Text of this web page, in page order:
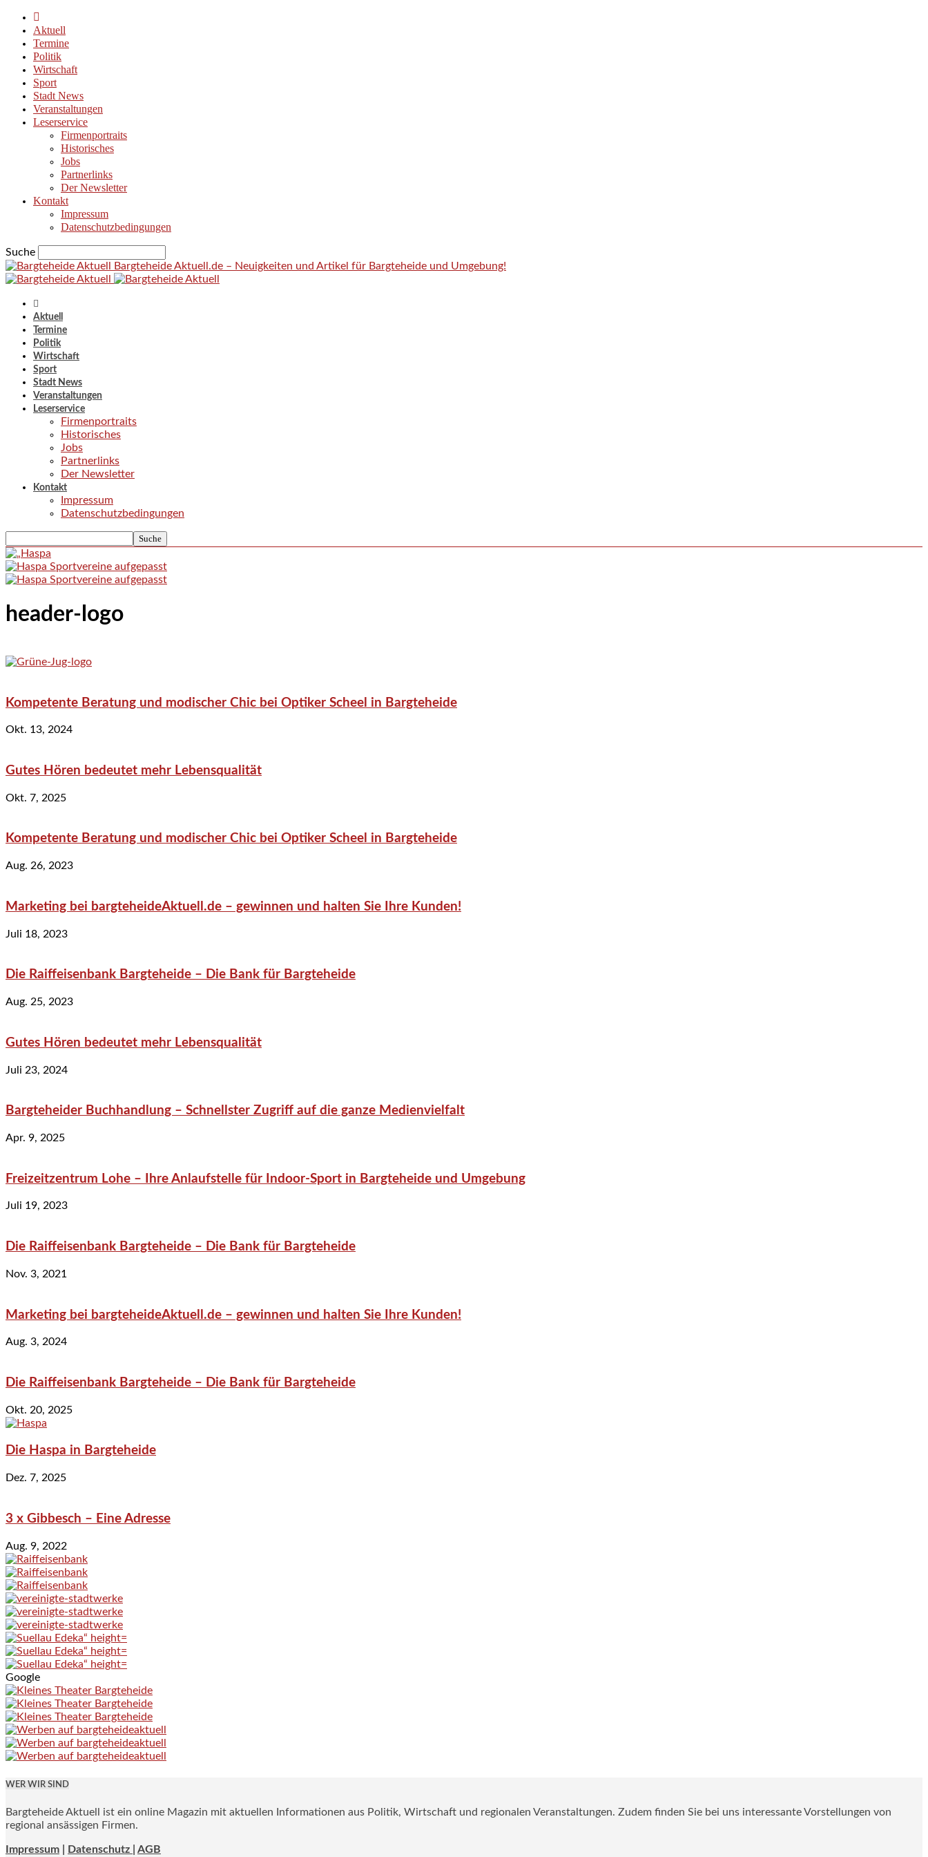
Aktuell
Termine
Politik
Wirtschaft
Sport
Stadt News
Veranstaltungen
Leserservice
Firmenportraits
Historisches
Jobs
Partnerlinks
Der Newsletter
Kontakt
Impressum
Datenschutzbedingungen
Suche
Bargteheide Aktuell.de – Neuigkeiten und Artikel für Bargteheide und Umgebung!
Aktuell
Termine
Politik
Wirtschaft
Sport
Stadt News
Veranstaltungen
Leserservice
Firmenportraits
Historisches
Jobs
Partnerlinks
Der Newsletter
Kontakt
Impressum
Datenschutzbedingungen
header-logo
Kompetente Beratung und modischer Chic bei Optiker Scheel in Bargteheide
Okt. 13, 2024
Gutes Hören bedeutet mehr Lebensqualität
Okt. 7, 2025
Kompetente Beratung und modischer Chic bei Optiker Scheel in Bargteheide
Aug. 26, 2023
Marketing bei bargteheideAktuell.de – gewinnen und halten Sie Ihre Kunden!
Juli 18, 2023
Die Raiffeisenbank Bargteheide – Die Bank für Bargteheide
Aug. 25, 2023
Gutes Hören bedeutet mehr Lebensqualität
Juli 23, 2024
Bargteheider Buchhandlung – Schnellster Zugriff auf die ganze Medienvielfalt
Apr. 9, 2025
Freizeitzentrum Lohe – Ihre Anlaufstelle für Indoor-Sport in Bargteheide und Umgebung
Juli 19, 2023
Die Raiffeisenbank Bargteheide – Die Bank für Bargteheide
Nov. 3, 2021
Marketing bei bargteheideAktuell.de – gewinnen und halten Sie Ihre Kunden!
Aug. 3, 2024
Die Raiffeisenbank Bargteheide – Die Bank für Bargteheide
Okt. 20, 2025
Die Haspa in Bargteheide
Dez. 7, 2025
3 x Gibbesch – Eine Adresse
Aug. 9, 2022
Google
WER WIR SIND
Bargteheide Aktuell ist ein online Magazin mit aktuellen Informationen aus Politik, Wirtschaft und regionalen Veranstaltungen. Zudem finden Sie bei uns interessante Vorstellungen von
regional ansässigen Firmen.
Impressum Datenschutz | AGB